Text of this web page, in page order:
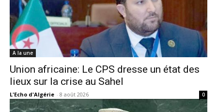
A la une
Union africaine: Le CPS dresse un état des
lieux sur la crise au Sahel
L'Echo d'Algérie - 8 août 2026 0